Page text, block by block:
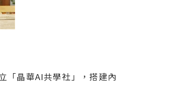
晶華AI共學社」，搭建內